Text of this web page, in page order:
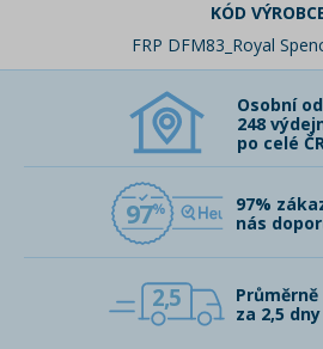
KÓD
FRP DFM83_Royal
Osobní
248
po celé
97
97%
nás
2,5
za 2,5 dny